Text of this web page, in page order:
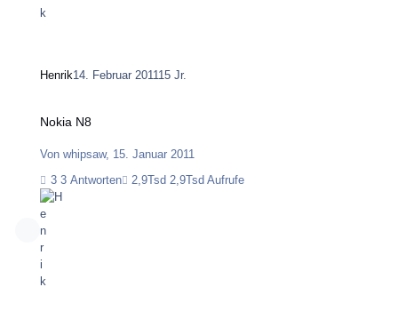
Henrik14. Februar 2011 15 Jr.
Nokia N8
Von whipsaw, 15. Januar 2011
3 Antworten
2,9Tsd Aufrufe